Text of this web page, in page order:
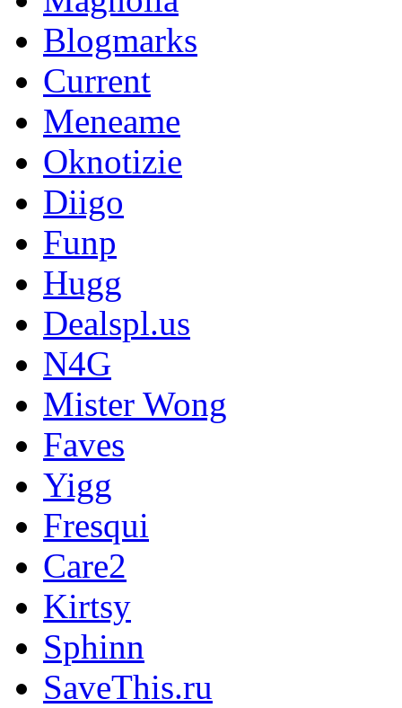
Blogmarks
Current
Meneame
Oknotizie
Diigo
Funp
Hugg
Dealspl.us
N4G
Mister Wong
Faves
Yigg
Fresqui
Care2
Kirtsy
Sphinn
SaveThis.ru